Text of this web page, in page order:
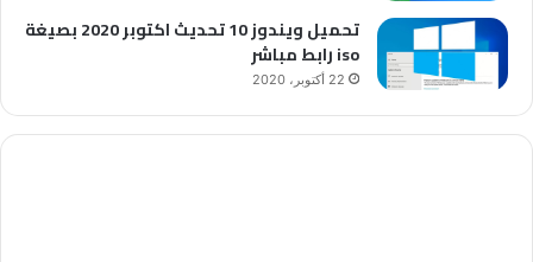
تحميل ويندوز 10 تحديث اكتوبر 2020 بصيغة
iso رابط مباشر
22 أكتوبر، 2020